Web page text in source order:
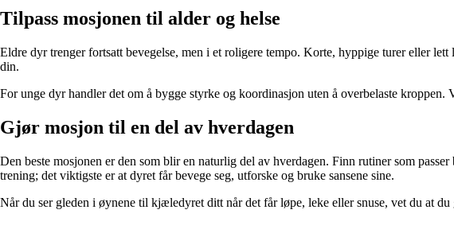
Tilpass mosjonen til alder og helse
Eldre dyr trenger fortsatt bevegelse, men i et roligere tempo. Korte, hyppige turer eller
din.
For unge dyr handler det om å bygge styrke og koordinasjon uten å overbelaste
Gjør mosjon til en del av hverdagen
Den beste mosjonen er den som blir en naturlig del av hverdagen. Finn rutiner som
trening; det viktigste er at dyret får bevege seg, utforske og bruke sansene sine.
Når du ser gleden i øynene til kjæledyret ditt når det får løpe, leke eller snuse, vet du at